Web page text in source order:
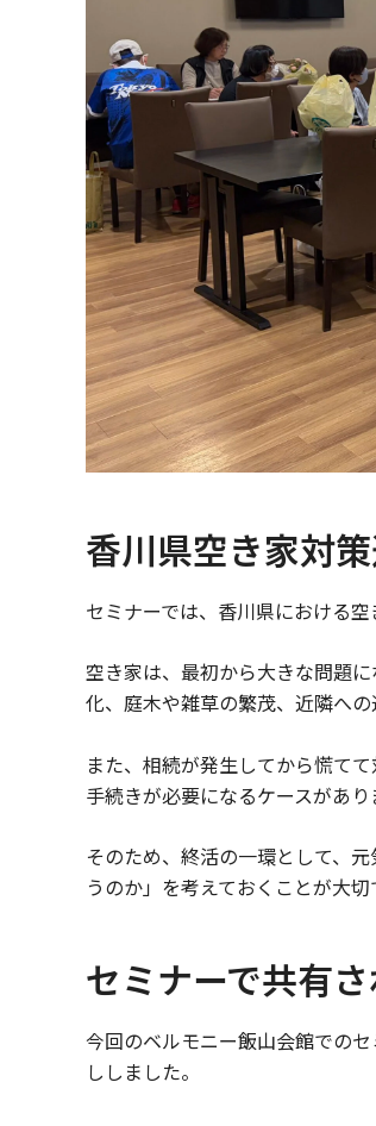
香川県空き家対
セミナーでは、香川県における
空き家は、最初から大きな問題
化、庭木や雑草の繁茂、近隣へ
また、相続が発生してから慌て
手続きが必要になるケースがあり
そのため、終活の一環として、
うのか」を考えておくことが大切
セミナーで共有
今回のベルモニー飯山会館での
ししました。